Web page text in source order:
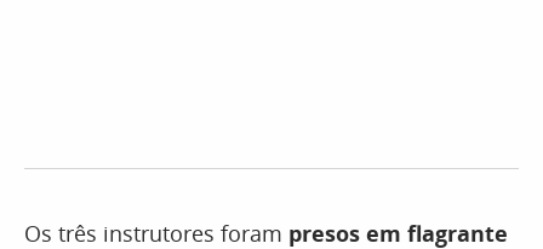
Os três instrutores foram presos em flagrante